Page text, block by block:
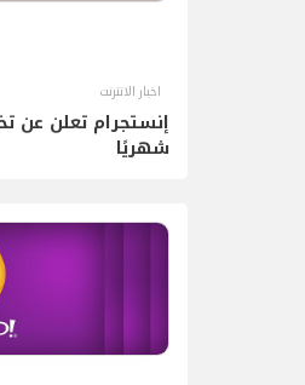
اخبار الانترنت
شهريًا